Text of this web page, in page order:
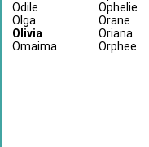
Odile
Olga
Olivia
Omaima
Ophelie
Orane
Oriana
Orphee